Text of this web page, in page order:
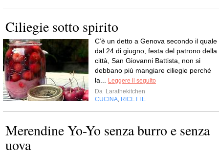
Ciliegie sotto spirito
C’è un detto a Genova secondo il quale
dal 24 di giugno, festa del patrono della
città, San Giovanni Battista, non si
debbano più mangiare ciliegie perché
la... Leggere il seguito
Da Larathekitchen
CUCINA, RICETTE
Merendine Yo-Yo senza burro e senza
uova